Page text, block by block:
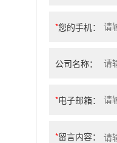
*您的手机：
公司名称：
*电子邮箱：
*留言内容：